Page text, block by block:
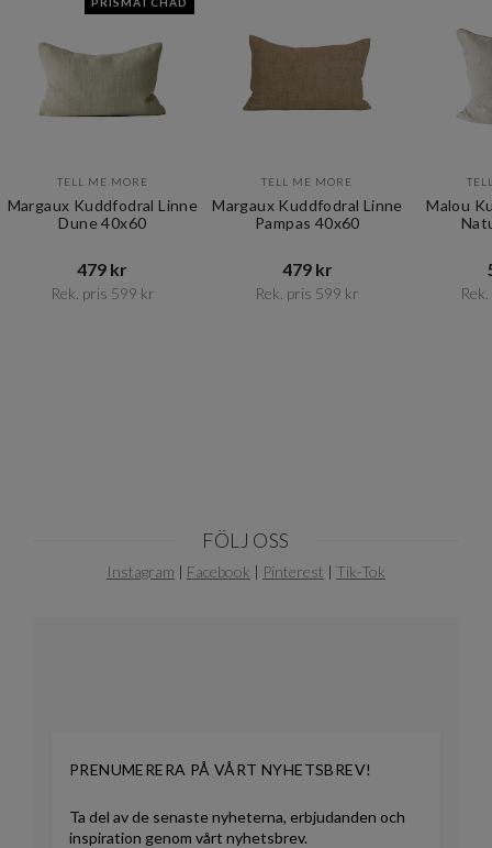
TELL ME MORE
Margaux Kuddfodral Linne
Dune 40x60
479 kr​​
Rek. pris 599 kr​​
TELL ME MORE
Margaux Kuddfodral Linne
Pampas 40x60
479 kr​​
Rek. pris 599 kr​​
Malou
FÖLJ OSS
Instagram | Facebook | Pinterest | Tik-Tok
PRENUMERERA PÅ VÅRT NYHETSBREV!
Ta del av de senaste nyheterna, erbjudanden och
inspiration genom vårt nyhetsbrev.